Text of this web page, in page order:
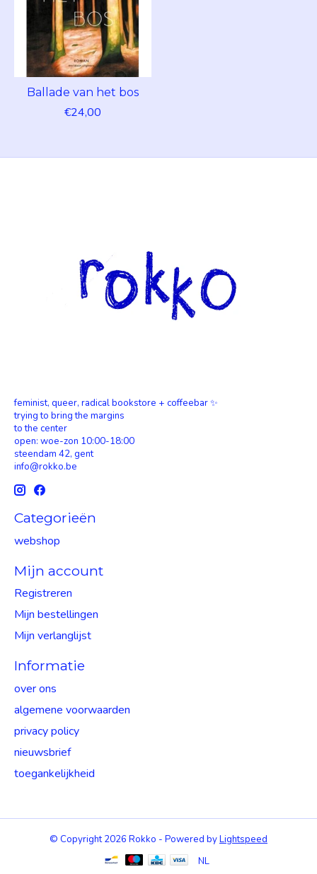
Ballade van het bos
€24,00
feminist, queer, radical bookstore + coffeebar ✨
trying to bring the margins
to the center
open: woe-zon 10:00-18:00
steendam 42, gent
info@rokko.be
Categorieën
webshop
Mijn account
Registreren
Mijn bestellingen
Mijn verlanglijst
Informatie
over ons
algemene voorwaarden
privacy policy
nieuwsbrief
toegankelijkheid
© Copyright 2026 Rokko - Powered byLightspeed
NL